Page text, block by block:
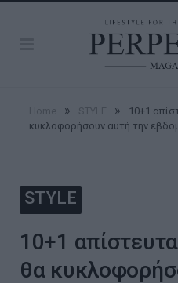
» »
10+1
κυκλοφορήσουν αυτή την
STYLE
10+1
θα